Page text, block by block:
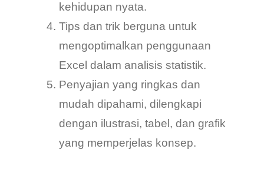
kehidupan nyata.
Tips dan trik berguna untuk
mengoptimalkan penggunaan
Excel dalam analisis statistik.
Penyajian yang ringkas dan
mudah dipahami, dilengkapi
dengan ilustrasi, tabel, dan grafik
yang memperjelas konsep.